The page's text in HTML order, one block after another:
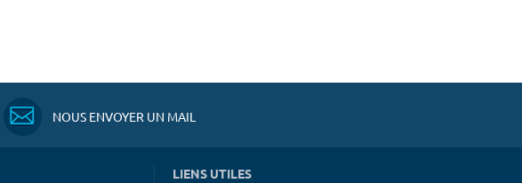
NOUS ENVOYER UN MAIL
LIENS UTILES